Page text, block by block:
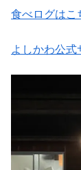
食べログはこ
よしかわ公式